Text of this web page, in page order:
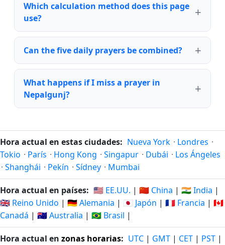
Which calculation method does this page
use?
Can the five daily prayers be combined?
What happens if I miss a prayer in
Nepalgunj?
Hora actual en estas ciudades: Nueva York · Londres ·
Tokio · París · Hong Kong · Singapur · Dubái · Los Ángeles
· Shanghái · Pekín · Sídney · Mumbai
Hora actual en países: 🇺🇸 EE.UU. | 🇨🇳 China | 🇮🇳 India |
🇬🇧 Reino Unido | 🇩🇪 Alemania | 🇯🇵 Japón | 🇫🇷 Francia | 🇨🇦
Canadá | 🇦🇺 Australia | 🇧🇷 Brasil |
Hora actual en zonas horarias: UTC | GMT | CET | PST |